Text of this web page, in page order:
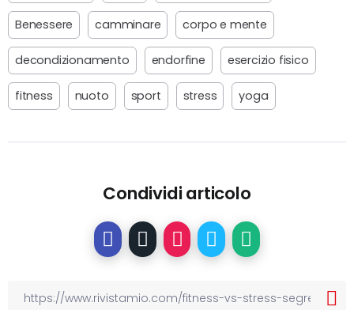
Benessere camminare corpo e mente
decondizionamento endorfine esercizio fisico
fitness nuoto sport stress yoga
Condividi articolo